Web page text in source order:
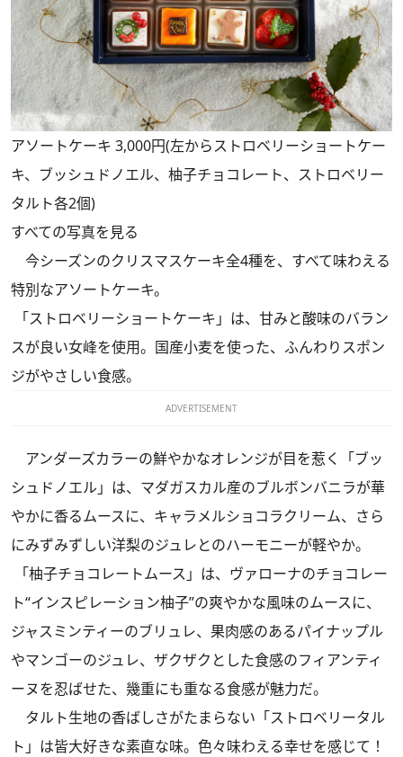
アソートケーキ 3,000円(左からストロベリーショートケー
キ、ブッシュドノエル、柚子チョコレート、ストロベリー
タルト各2個)
すべての写真を見る
今シーズンのクリスマスケーキ全4種を、すべて味わえる
特別なアソートケーキ。
「ストロベリーショートケーキ」は、甘みと酸味のバラン
スが良い女峰を使用。国産小麦を使った、ふんわりスポン
ジがやさしい食感。
ADVERTISEMENT
アンダーズカラーの鮮やかなオレンジが目を惹く「ブッ
シュドノエル」は、マダガスカル産のブルボンバニラが華
やかに香るムースに、キャラメルショコラクリーム、さら
にみずみずしい洋梨のジュレとのハーモニーが軽やか。
「柚子チョコレートムース」は、ヴァローナのチョコレー
ト“インスピレーション柚子”の爽やかな風味のムースに、
ジャスミンティーのブリュレ、果肉感のあるパイナップル
やマンゴーのジュレ、ザクザクとした食感のフィアンティ
ーヌを忍ばせた、幾重にも重なる食感が魅力だ。
タルト生地の香ばしさがたまらない「ストロベリータル
ト」は皆大好きな素直な味。色々味わえる幸せを感じて！